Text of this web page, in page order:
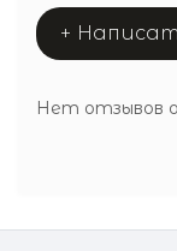
+
Нет отзывов